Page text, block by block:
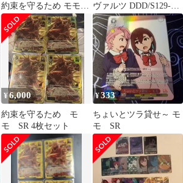
約束を守るため モモ
DDD/S129-123S PR
ヴァルツ DDD/S129-
043[RR]：約束を守るた
め モモ
¥6,000
約束を守るため モ
モ SR 4枚セット
¥333
ちょいとツラ貸せ～ モ
モ SR